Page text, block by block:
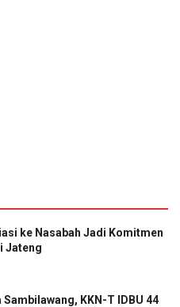
ke Nasabah Jadi Komitmen
Jateng
KKN-T IDBU 44